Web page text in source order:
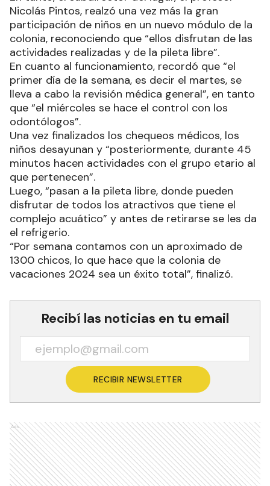
A modo general, estimó que “hay mucha
valoración por parte de la comunidad hacia este
parque acuático que brinda un espacio de
entretenimiento, no solo para niños, sino también
para toda la familia en los días de pileta libre”.
“Esto es justicia social y el Gobierno de Formosa
lo hace posible acompañando a los niños,
asistiéndolos y brindándoles un espacio de
distracción y entretenimiento, para compartir y
aprender”, cerró.
En tanto, el subdirector del lugar, el profesor
Nicolás Pintos, realzó una vez más la gran
participación de niños en un nuevo módulo de la
colonia, reconociendo que “ellos disfrutan de las
actividades realizadas y de la pileta libre”.
En cuanto al funcionamiento, recordó que “el
primer día de la semana, es decir el martes, se
lleva a cabo la revisión médica general”, en tanto
que “el miércoles se hace el control con los
odontólogos”.
niños desayunan y “posteriormente, durante 45
minutos hacen actividades con el grupo etario al
que pertenecen”.
Luego, “pasan a la pileta libre, donde pueden
disfrutar de todos los atractivos que tiene el
complejo acuático” y antes de retirarse se les da
el refrigerio.
“Por semana contamos con un aproximado de
vacaciones 2024 sea un éxito total”, finalizó.
Recibí las noticias en tu email